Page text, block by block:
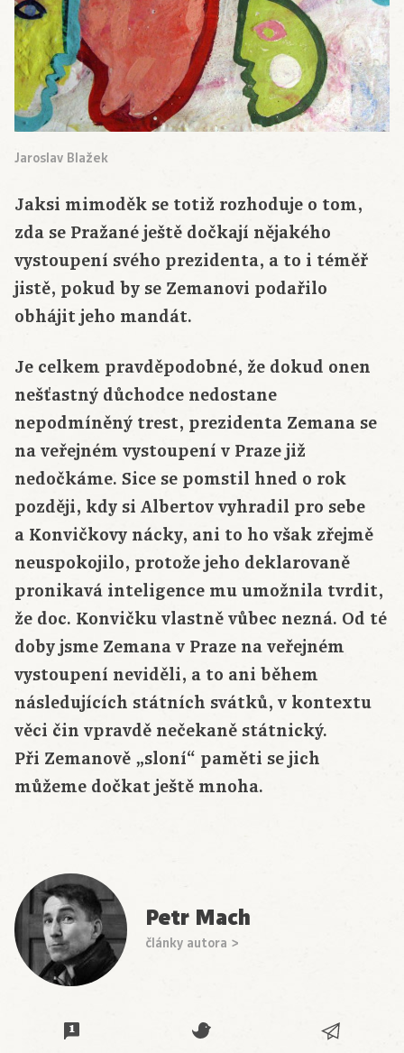
Jaroslav Blažek
Jaksi mimoděk se totiž rozhoduje o tom,
zda se Pražané ještě dočkají nějakého
vystoupení svého prezidenta, a to i téměř
jistě, pokud by se Zemanovi podařilo
obhájit jeho mandát.
Je celkem pravděpodobné, že dokud onen
nešťastný důchodce nedostane
nepodmíněný trest, prezidenta Zemana se
na veřejném vystoupení v Praze již
nedočkáme. Sice se pomstil hned o rok
později, kdy si Albertov vyhradil pro sebe
a Konvičkovy nácky, ani to ho však zřejmě
neuspokojilo, protože jeho deklarovaně
pronikavá inteligence mu umožnila tvrdit,
že doc. Konvičku vlastně vůbec nezná. Od té
doby jsme Zemana v Praze na veřejném
vystoupení neviděli, a to ani během
následujících státních svátků, v kontextu
věci čin vpravdě nečekaně státnický.
Při Zemanově „sloní“ paměti se jich
můžeme dočkat ještě mnoha.
Petr Mach
články autora >